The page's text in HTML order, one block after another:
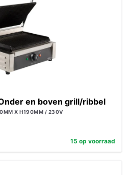
en boven grill/ribbel
X H190MM / 230V
15 op voorraad